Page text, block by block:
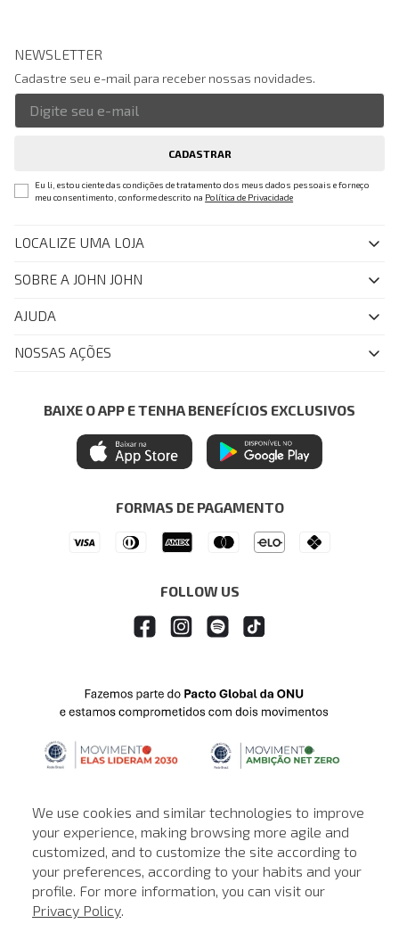
We use cookies and similar technologies to improve
your experience, making browsing more agile and
customized, and to customize the site according to
your preferences, according to your habits and your
profile. For more information, you can visit our
Privacy Policy.
NEWSLETTER
Cadastre seu e-mail para receber nossas novidades.
CADASTRAR
Eu li, estou ciente das condições de tratamento dos meus dados pessoais e forneço
meu consentimento, conforme descrito na Política de Privacidade
LOCALIZE UMA LOJA
SOBRE A JOHN JOHN
Quem Somos
John John Club
Painel de Privacidade
Central de Preferências
Ética e Sustentabilidade
AJUDA
FAQ
Regulamentos
Seja um Revendedor
NOSSAS AÇÕES
Azul Fidelidade
Mastercard
Itau Personnalite
BAIXE O APP E TENHA BENEFÍCIOS EXCLUSIVOS
FORMAS DE PAGAMENTO
FOLLOW US
© © Copyright 2000-2026 - Todos os direitos reservados. A Loja de
John John reserva-se no direito de corrigir ou alterar informações